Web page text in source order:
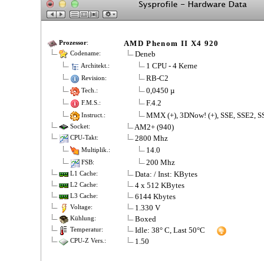
Prozessor: AMD Phenom II X4 920
Codename: Deneb
Architekt.: 1 CPU - 4 Kerne
Revision: RB-C2
Tech.: 0,0450 µ
F.M.S.: F.4.2
Instruct.: MMX (+), 3DNow! (+), SSE, SSE2,
Socket: AM2+ (940)
CPU-Takt: 2800 Mhz
Multiplik.: 14.0
FSB: 200 Mhz
L1 Cache: Data: / Inst: KBytes
L2 Cache: 4 x 512 KBytes
L3 Cache: 6144 Kbytes
Voltage: 1.330 V
Kühlung: Boxed
Temperatur: Idle: 38° C, Last 50°C
CPU-Z Vers.: 1.50